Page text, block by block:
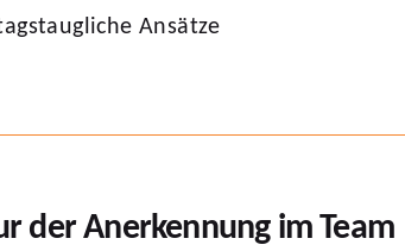
Ansätze
der Anerkennung im Team